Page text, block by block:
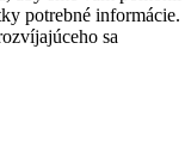
potrebné informácie.
sa